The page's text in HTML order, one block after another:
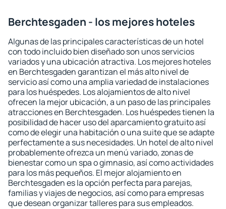
Berchtesgaden - los mejores hoteles
Algunas de las principales características de un hotel
con todo incluido bien diseñado son unos servicios
variados y una ubicación atractiva. Los mejores hoteles
en Berchtesgaden garantizan el más alto nivel de
servicio así como una amplia variedad de instalaciones
para los huéspedes. Los alojamientos de alto nivel
ofrecen la mejor ubicación, a un paso de las principales
atracciones en Berchtesgaden. Los huéspedes tienen la
posibilidad de hacer uso del aparcamiento gratuito así
como de elegir una habitación o una suite que se adapte
perfectamente a sus necesidades. Un hotel de alto nivel
probablemente ofrezca un menú variado, zonas de
bienestar como un spa o gimnasio, así como actividades
para los más pequeños. El mejor alojamiento en
Berchtesgaden es la opción perfecta para parejas,
familias y viajes de negocios, así como para empresas
que desean organizar talleres para sus empleados.